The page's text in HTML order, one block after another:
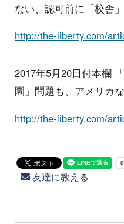
ない、認可前に「校舎
http://the-liberty.com/
2017年5月20日付本欄
園」問題も、アメリカ
http://the-liberty.com/
友達に教える